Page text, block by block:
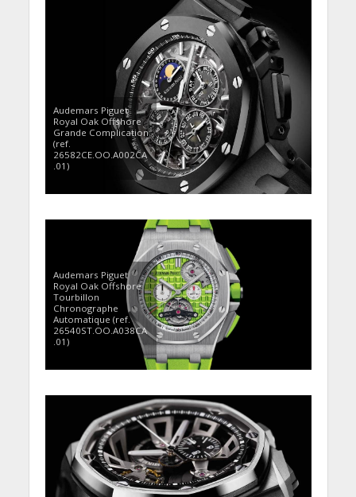
Audemars Piguet
Royal Oak Offshore
Grande Complication
(ref.
26582CE.OO.A002CA
.01)
Audemars Piguet
Royal Oak Offshore
Tourbillon
Chronographe
Automatique (ref.
26540ST.OO.A038CA
.01)